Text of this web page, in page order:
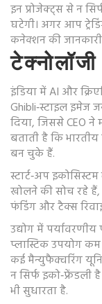
इन प्रोजेक्ट्स से न
घटेगी। अगर आप
कनेक्शन की
इंडिया में AI और
Ghibli‑स्टाइल इमेज
दिया, जिससे CEO ने
बताती है कि
बन चुके हैं.
स्टार्ट‑अप
खोलने की सोच रहे हैं,
फंडिंग और टैक्स
उद्योग में
प्लास्टिक उपयोग
कई मैन्युफैक्चरिंग
न सिर्फ इको‑फ्रेंडली
भी सुधारता है.